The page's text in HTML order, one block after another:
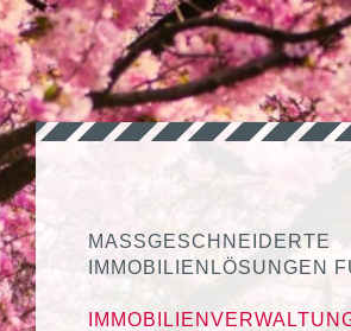
MASSGESCHNEIDERTE
IMMOBILIENLÖSUNGEN